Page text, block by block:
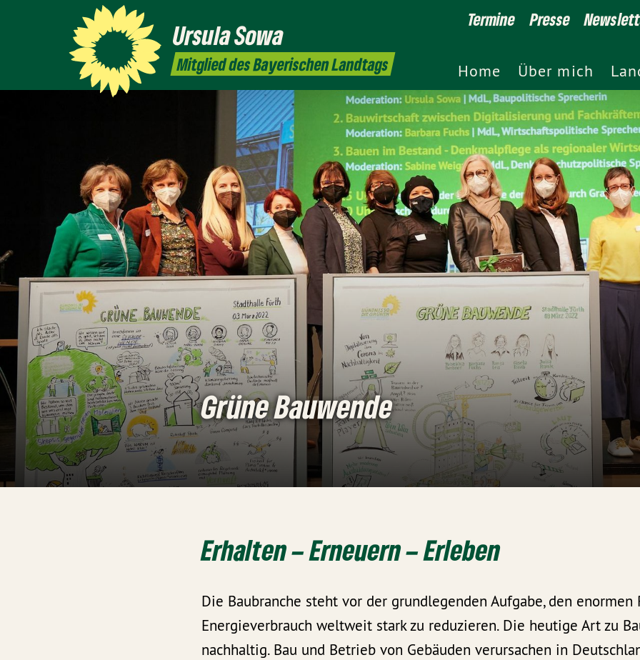
UrsulaSowa
Mitglied des Bayerischen Landtags
Termine Presse
Home Über mich
Grüne Bauwende
Erhalten – Erneuern–Erleben
Die Baubranche steht vor der grundlegenden Aufgabe, den enormen
Energieverbrauch weltweit stark zu reduzieren. Die heutige Art zu
nachhaltig. Bau und Betrieb von Gebäuden verursachen in